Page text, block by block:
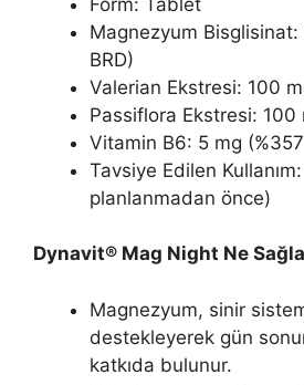
Magnezyum Bisglisinat:
BRD)
Valerian Ekstresi: 100
Passiflora Ekstresi: 100
Vitamin B6: 5 mg
Tavsiye Edilen
planlanmadan önce)
Dynavit® Mag Night Ne
Magnezyum, sinir
destekleyerek gün
katkıda bulunur.